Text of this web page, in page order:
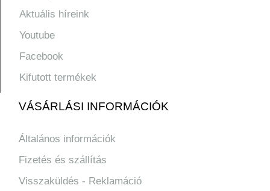
Aktuális híreink
Youtube
Facebook
Kifutott termékek
VÁSÁRLÁSI INFORMÁCIÓK
Általános információk
Fizetés és szállítás
Visszaküldés - Reklamáció